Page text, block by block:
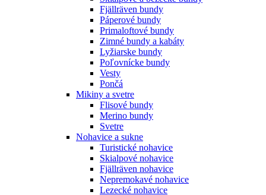
Fjällräven bundy
Páperové bundy
Primaloftové bundy
Zimné bundy a kabáty
Lyžiarske bundy
Poľovnícke bundy
Vesty
Pončá
Mikiny a svetre
Flisové bundy
Merino bundy
Svetre
Nohavice a sukne
Turistické nohavice
Skialpové nohavice
Fjällräven nohavice
Nepremokavé nohavice
Lezecké nohavice